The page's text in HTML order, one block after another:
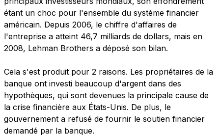
étant un choc pour l'ensemble du système financier
américain. Depuis 2006, le chiffre d'affaires de
l'entreprise a atteint 46,7 milliards de dollars, mais en
2008, Lehman Brothers a déposé son bilan.
Cela s'est produit pour 2 raisons. Les propriétaires de la
banque ont investi beaucoup d'argent dans des
hypothèques, qui sont devenues la principale cause de
la crise financière aux États-Unis. De plus, le
gouvernement a refusé de fournir le soutien financier
demandé par la banque.